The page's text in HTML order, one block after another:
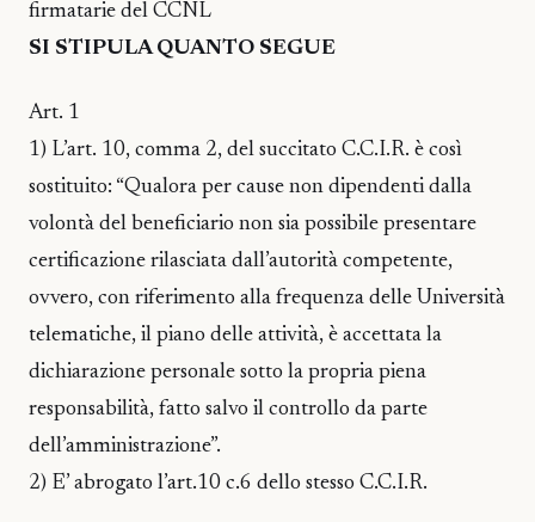
firmatarie del CCNL
SI STIPULA QUANTO SEGUE
Art. 1
1) L’art. 10, comma 2, del succitato C.C.I.R. è così
sostituito: “Qualora per cause non dipendenti dalla
volontà del beneficiario non sia possibile presentare
certificazione rilasciata dall’autorità competente,
ovvero, con riferimento alla frequenza delle Università
telematiche, il piano delle attività, è accettata la
dichiarazione personale sotto la propria piena
responsabilità, fatto salvo il controllo da parte
dell’amministrazione”.
2) E’ abrogato l’art.10 c.6 dello stesso C.C.I.R.